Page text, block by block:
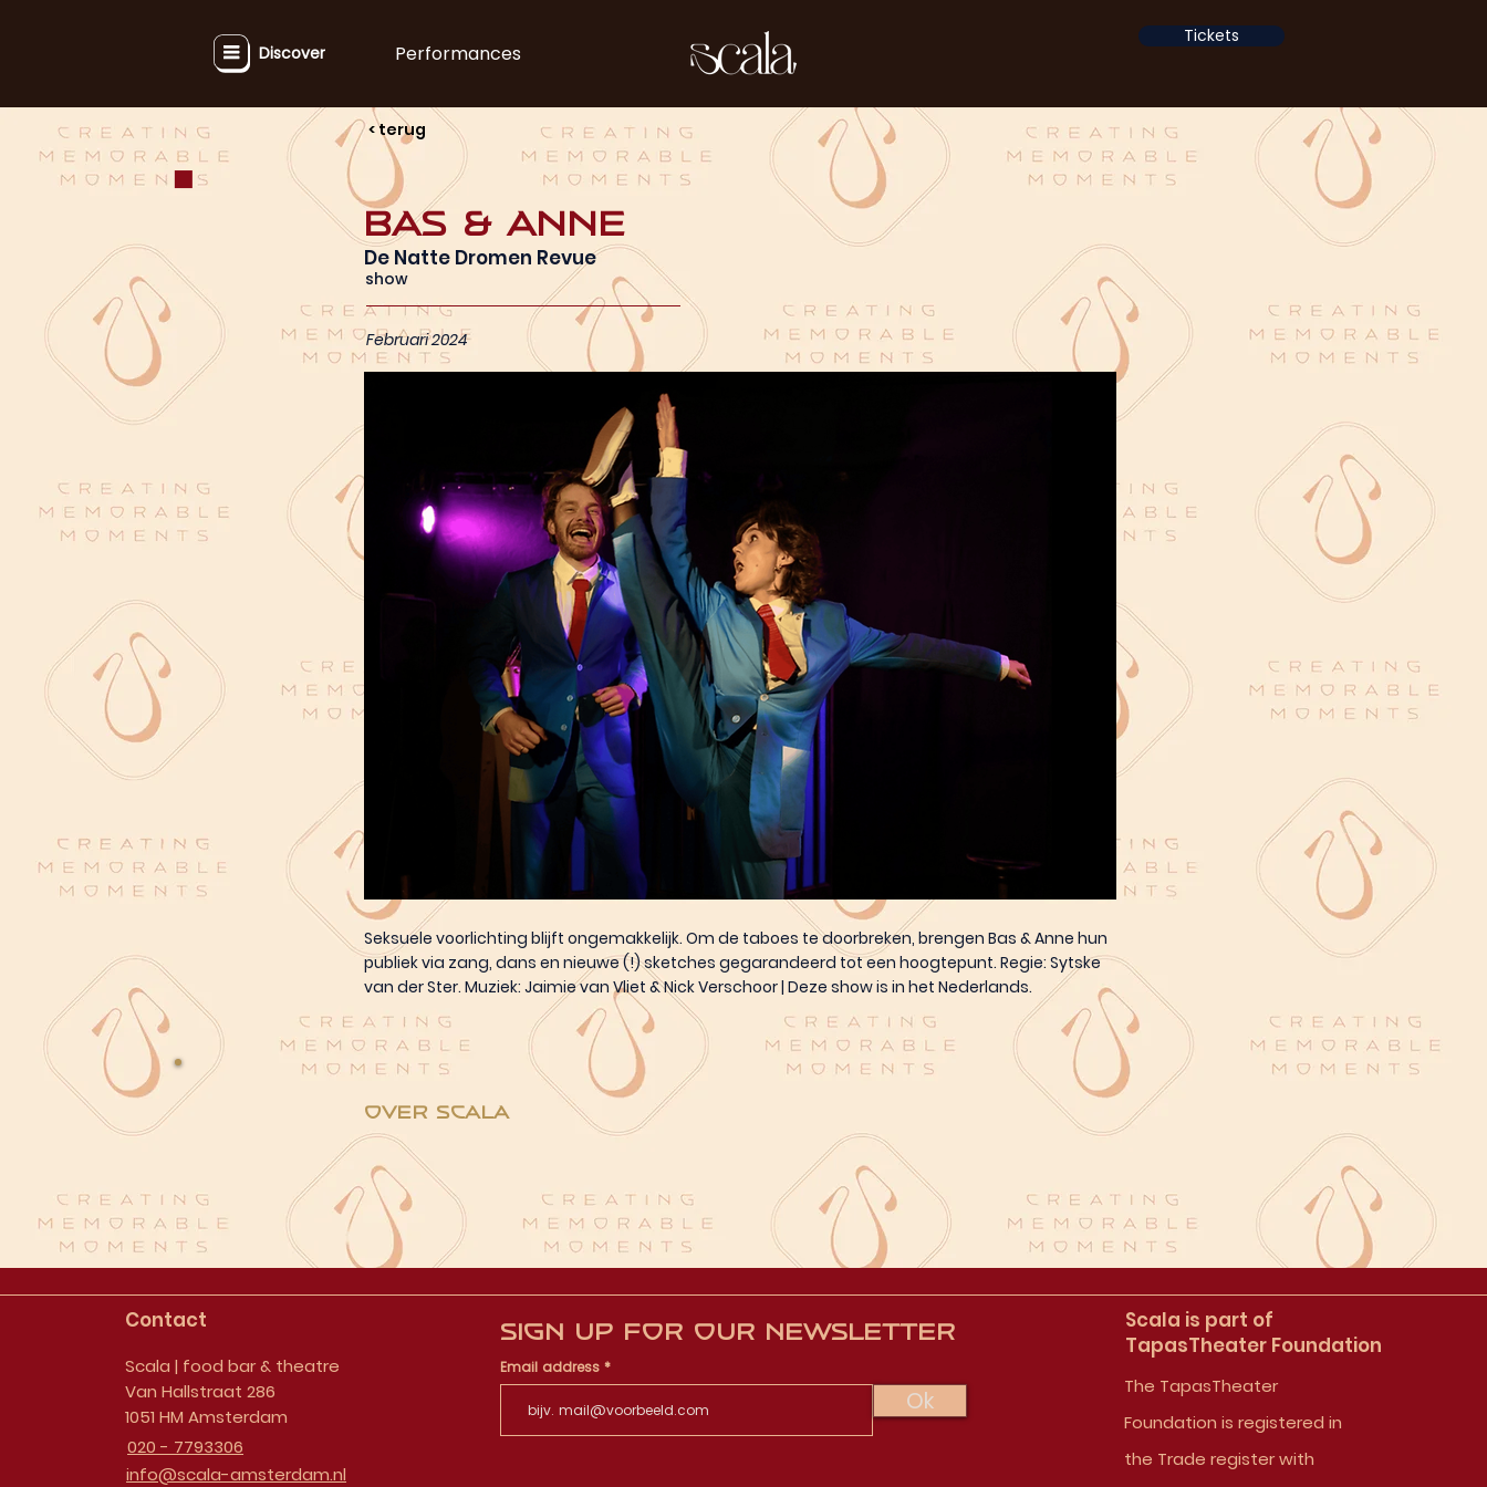
Discover Performances
Tickets
< terug
show
Bas & Anne
De Natte Dromen Revue
Februari 2024
Seksuele voorlichting blijft ongemakkelijk. Om de taboes te doorbreken, brengen Bas & Anne hun
publiek via zang, dans en nieuwe (!) sketches gegarandeerd tot een hoogtepunt. Regie: Sytske
van der Ster. Muziek: Jaimie van Vliet & Nick Verschoor | Deze show is in het Nederlands.
Over Scala
Contact
Scala | food bar & theatre
Van Hallstraat 286
1051 HM Amsterdam
020 - 7793306
info@scala-amsterdam.nl
Sign up for our newsletter
Email address
Ok
Scala is part of
TapasTheater Foundation
The TapasTheater
Foundation is registered in
the Trade register with